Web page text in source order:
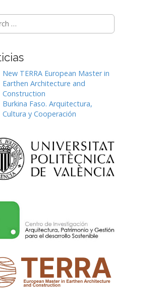
New TERRA European Master in
Earthen Architecture and
Construction
Burkina Faso. Arquitectura,
Cultura y Cooperación